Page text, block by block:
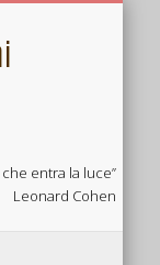
che entra la luce”
Leonard Cohen